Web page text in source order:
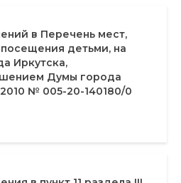
в Перечень мест,
детьми, на
Иркутска,
Думы города
№ 005-20-140180/0